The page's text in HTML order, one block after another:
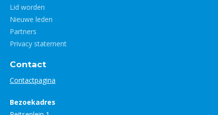
Lid worden
Nieuwe leden
Partners
Privacy statement
Contact
Contactpagina
Bezoekadres